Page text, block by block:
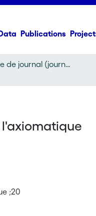
Publications
Fascicule de journal (journal)
l'axiomatique
;20